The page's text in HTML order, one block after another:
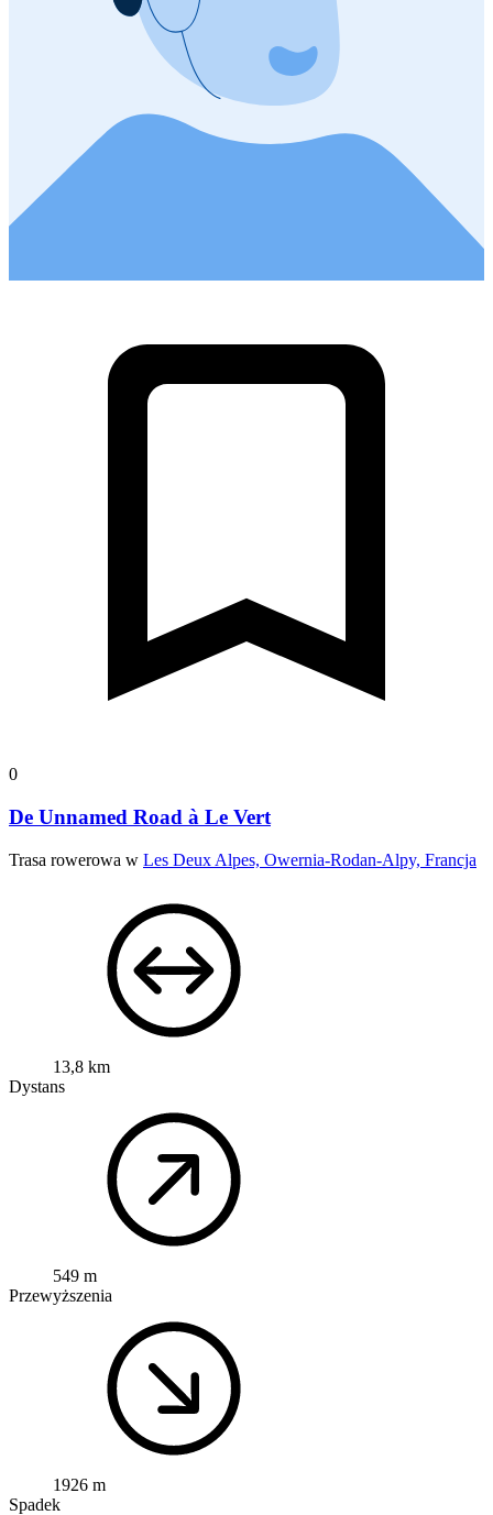
0
De Unnamed Road à Le Vert
Trasa rowerowa w Les Deux Alpes, Owernia-Rodan-Alpy, Francja
13,8 km
Dystans
549 m
Przewyższenia
1926 m
Spadek